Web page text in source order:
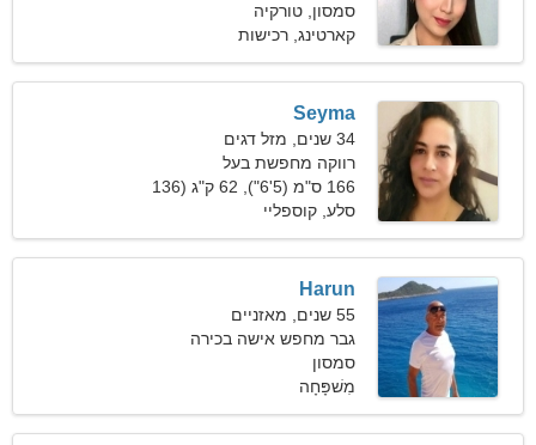
סמסון, טורקיה
קארטינג, רכישות
Seyma
34 שנים, מזל דגים
רווקה מחפשת בעל
166 ס"מ (5'6"), 62 ק"ג (136
פאונד)
סלע, קוספליי
Harun
55 שנים, מאזניים
גבר מחפש אישה בכירה
סמסון
מִשׁפָּחָה